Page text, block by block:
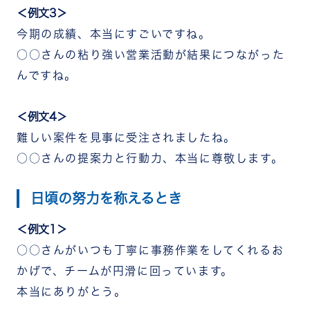
＜例文3＞
今期の成績、本当にすごいですね。
○○さんの粘り強い営業活動が結果につながった
んですね。
＜例文4＞
難しい案件を見事に受注されましたね。
○○さんの提案力と行動力、本当に尊敬します。
日頃の努力を称えるとき
＜例文1＞
○○さんがいつも丁寧に事務作業をしてくれるお
かげで、チームが円滑に回っています。
本当にありがとう。